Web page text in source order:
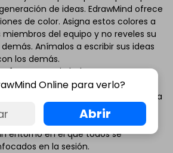
de ideas. EdrawMind ofrece
de color. Asigna estos colores a
del equipo y no reveles su
Anímalos a escribir sus ideas
los demás.
: Puede haber momentos en
se desvíen, y como es una
de ideas silenciosa, identificarlos sería
menos que no hayas utilizado los
de EdrawMind. En otros casos,
entorno en el que todos se
en la sesión.
Online para verlo?
Abrir